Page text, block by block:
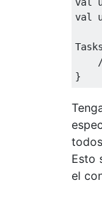
val
Esto
el